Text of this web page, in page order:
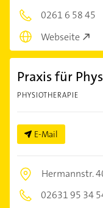
0261 6 58 45
Webseite
Praxis für
PHYSIOTHERAPIE
E-Mail
Hermannstr.
02631 95 34